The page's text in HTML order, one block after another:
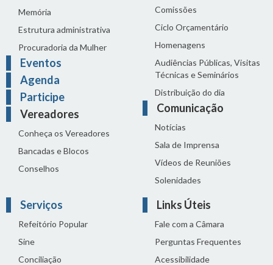
Memória
Estrutura administrativa
Procuradoria da Mulher
Eventos
Agenda
Participe
Vereadores
Conheça os Vereadores
Bancadas e Blocos
Conselhos
Comissões
Ciclo Orçamentário
Homenagens
Audiências Públicas, Visitas
Técnicas e Seminários
Distribuição do dia
Comunicação
Notícias
Sala de Imprensa
Vídeos de Reuniões
Solenidades
Serviços
Refeitório Popular
Sine
Conciliação
Links Úteis
Fale com a Câmara
Perguntas Frequentes
Acessibilidade